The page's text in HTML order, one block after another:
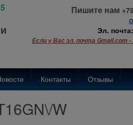
Пишите нам
Эл.
Если у Вас эл. почта Gmail.com
Контакты Отзывы
W